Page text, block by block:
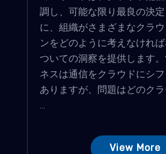
調し、可能な限り最良の決
に、組織がさまざまなクラ
ンをどのように考えなけれ
ついての洞察を提供します
ネスは通信をクラウドにシ
ありますが、問題はどのク
View More